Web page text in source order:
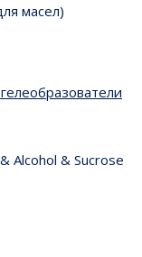
масел)
Alcohol & Sucrose